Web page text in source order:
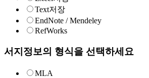
Text저장
EndNote / Mendeley
RefWorks
서지정보의 형식을 선택하세요
MLA